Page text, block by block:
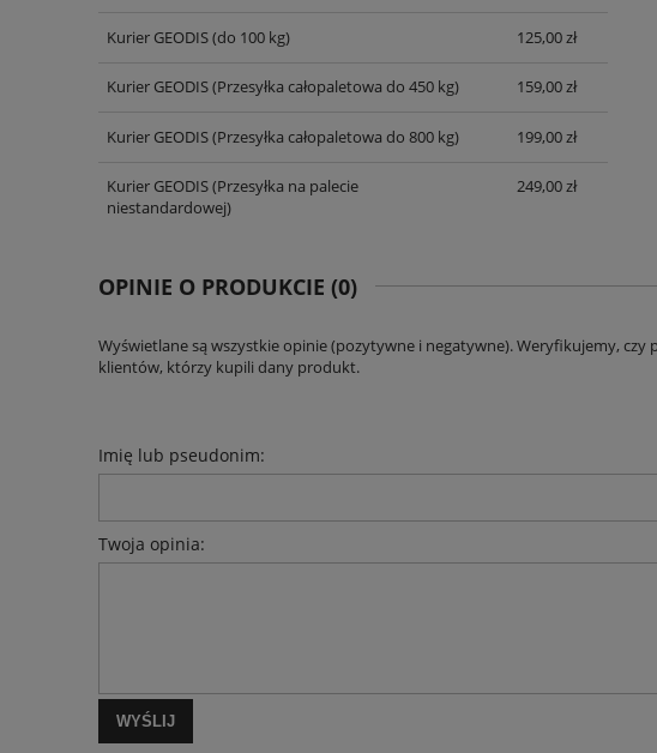
Kurier GEODIS(do 100 kg) 125,00 zł
Kurier GEODIS(Przesyłka całopaletowa do 450 kg) 159,00 zł
Kurier GEODIS(Przesyłka całopaletowa do 800 kg) 199,00 zł
Kurier GEODIS(Przesyłka na palecie
niestandardowej)
249,00 zł
OPINIE O PRODUKCIE (0)
Wyświetlane są wszystkie opinie (pozytywne i negatywne). Weryfikujemy, czy
klientów, którzy kupili dany produkt.
Imię lub pseudonim:
Twoja opinia:
WYŚLIJ